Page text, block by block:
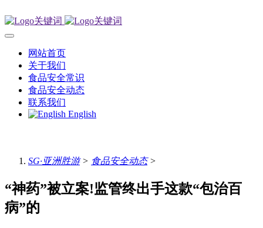
网站首页
关于我们
食品安全常识
食品安全动态
联系我们
English
SG·亚洲胜游> 食品安全动态>
“神药”被立案!监管终出手这款“包治百
病”的